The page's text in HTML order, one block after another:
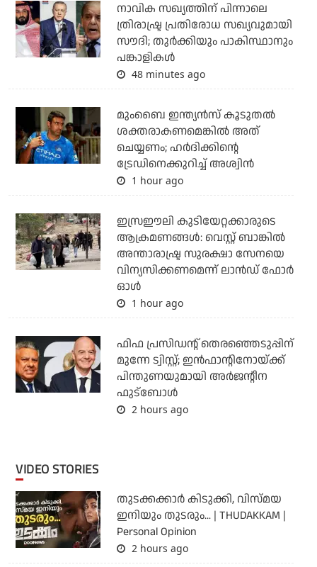
നാവിക സഖ്യത്തിന് പിന്നാലെ
ത്രിരാഷ്ട്ര പ്രതിരോധ സഖ്യവുമായി
സൗദി; തുര്‍ക്കിയും പാകിസ്ഥാനും
പങ്കാളികള്‍
48 minutes ago
മുംബൈ ഇന്ത്യന്‍സ് കൂടുതല്‍
ശക്തരാകണമെങ്കില്‍ അത്
ചെയ്യണം; ഹര്‍ദിക്കിന്റെ
ട്രേഡിനെക്കുറിച്ച് അശ്വിന്‍
1 hour ago
ഇസ്രഈലി കുടിയേറ്റക്കാരുടെ
ആക്രമണങ്ങള്‍: വെസ്റ്റ് ബാങ്കില്‍
അന്താരാഷ്ട്ര സുരക്ഷാ സേനയെ
വിന്യസിക്കണമെന്ന് ലാന്‍ഡ് ഫോര്‍
ഓള്‍
1 hour ago
ഫിഫ പ്രസിഡന്റ് തെരഞ്ഞെടുപ്പിന്
മുന്നേ ട്വിസ്റ്റ്; ഇന്‍ഫാന്റിനോയ്ക്ക്
പിന്തുണയുമായി അര്‍ജന്റീന
ഫുട്‌ബോള്‍
2 hours ago
VIDEO STORIES
തുടക്കക്കാര്‍ കിടുക്കി, വിസ്മയ
ഇനിയും തുടരും... | THUDAKKAM |
Personal Opinion
2 hours ago